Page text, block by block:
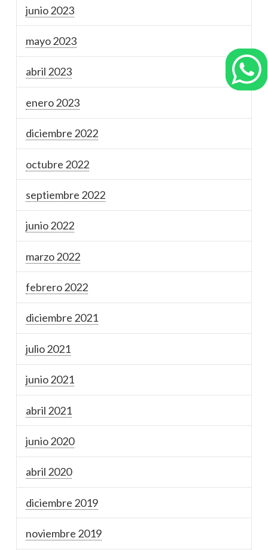
junio 2023
mayo 2023
abril 2023
enero 2023
diciembre 2022
octubre 2022
septiembre 2022
junio 2022
marzo 2022
febrero 2022
diciembre 2021
julio 2021
junio 2021
abril 2021
junio 2020
abril 2020
diciembre 2019
noviembre 2019